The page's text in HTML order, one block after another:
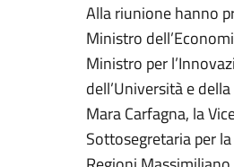
Alla riunione hanno
Ministro
Ministro per
dell’Università e
Mara Carfagna, la
Sottosegretaria per